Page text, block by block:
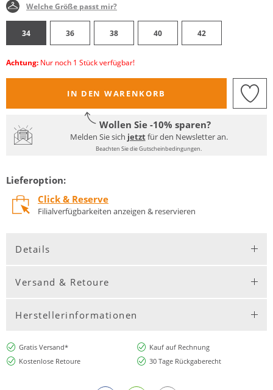
Welche Größe passt mir?
34 36 38 40 42
Achtung: Nur noch 1 Stück verfügbar!
IN DEN WARENKORB
Wollen Sie -10% sparen?
Melden Sie sich jetztfür den Newsletter an.
Beachten Sie die Gutscheinbedingungen.
Lieferoption:
Click & Reserve
Filialverfügbarkeiten anzeigen & reservieren
Details
Versand & Retoure
Herstellerinformationen
Gratis Versand*
Kauf auf Rechnung
Kostenlose Retoure
30 Tage Rückgaberecht